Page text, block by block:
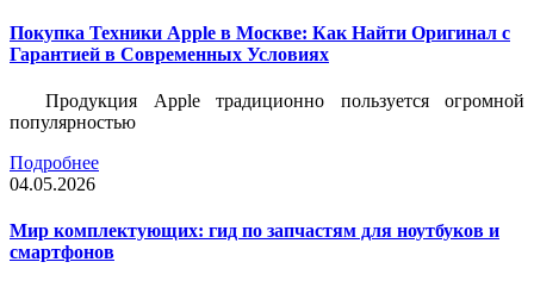
Покупка Техники Apple в Москве: Как Найти Оригинал с
Гарантией в Современных Условиях
Продукция Apple традиционно пользуется огромной
популярностью
Подробнее
04.05.2026
Мир комплектующих: гид по запчастям для ноутбуков и
смартфонов